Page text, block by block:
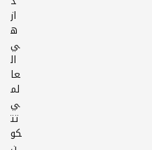
از
ه
ي
ال
عا
لم
ي
تت
كو